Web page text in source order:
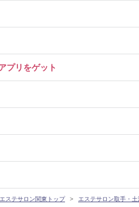
プリをゲット
エステサロン関東トップ エステサロン取手・